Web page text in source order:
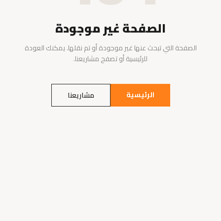
الصفحة غير موجودة
الصفحة التي تبحث عنها غير موجودة أو تم نقلها. يمكنك العودة
للرئيسية أو تصفح مشاريعنا.
الرئيسية مشاريعنا